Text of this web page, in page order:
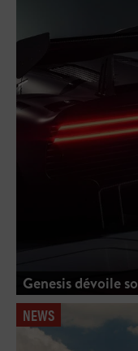
Genesis dévoile
NEWS